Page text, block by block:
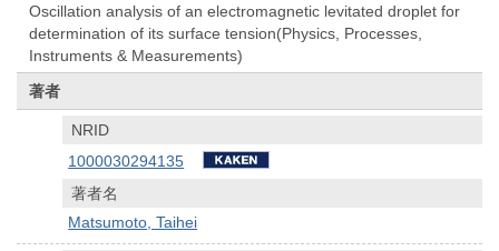
Oscillation analysis of an electromagnetic levitated droplet for
determination of its surface tension(Physics, Processes,
Instruments & Measurements)
著者
NRID
1000030294135
著者名
Matsumoto, Taihei